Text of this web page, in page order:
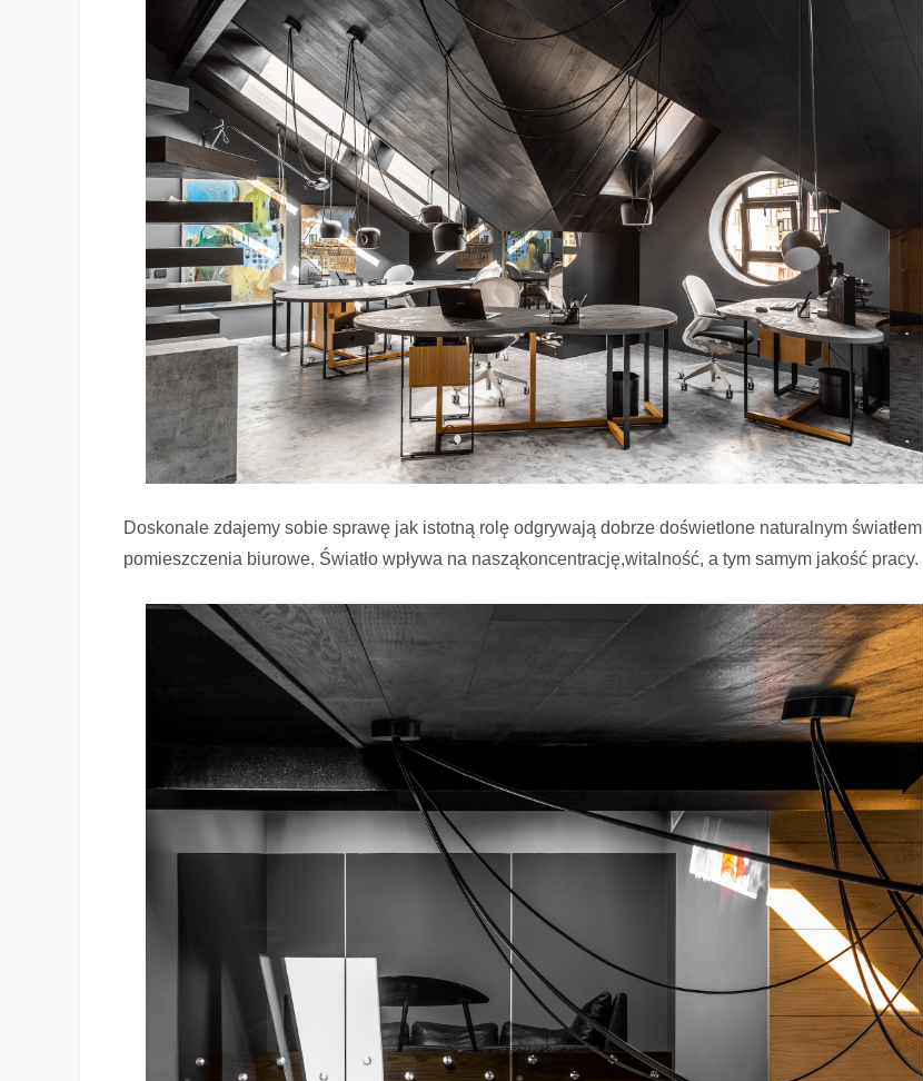
Doskonale zdajemy sobie sprawę jak istotną rolę odgrywają dobrze doświetlone naturalnym światłem
pomieszczenia biurowe. Światło wpływa na nasząkoncentrację,witalność, a tym samym jakość pracy.